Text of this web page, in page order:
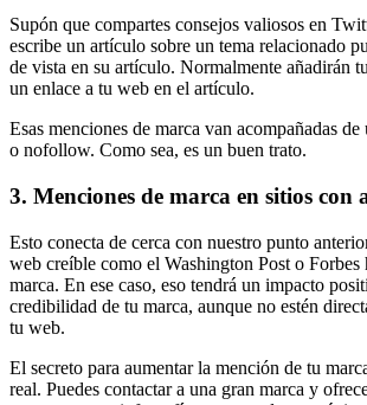
Supón que compartes consejos valiosos en
escribe un artículo sobre un tema relacionado
de vista en su artículo. Normalmente añadirán
un enlace a tu web en el artículo.
Esas menciones de marca van acompañadas
o nofollow. Como sea, es un buen trato.
3. Menciones de marca en sitios con
Esto conecta de cerca con nuestro punto
web creíble como el Washington Post o Forbes
marca. En ese caso, eso tendrá un impacto
credibilidad de tu marca, aunque no estén
tu web.
El secreto para aumentar la mención de tu
real. Puedes contactar a una gran marca y